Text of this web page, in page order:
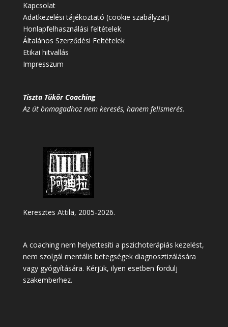
Kapcsolat
Adatkezelési tájékoztató (cookie szabályzat)
Honlapfelhasználási feltételek
Általános Szerződési Feltételek
Etikai hitvallás
Impresszum
Tiszta Tükör Coaching
Az út önmagadhoz nem keresés, hanem felismerés.
Keresztes Attila, 2005-2026.
A coaching nem helyettesíti a pszichoterápiás kezelést,
nem szolgál mentális betegségek diagnosztizálására
vagy gyógyítására. Kérjük, ilyen esetben fordulj
szakemberhez.